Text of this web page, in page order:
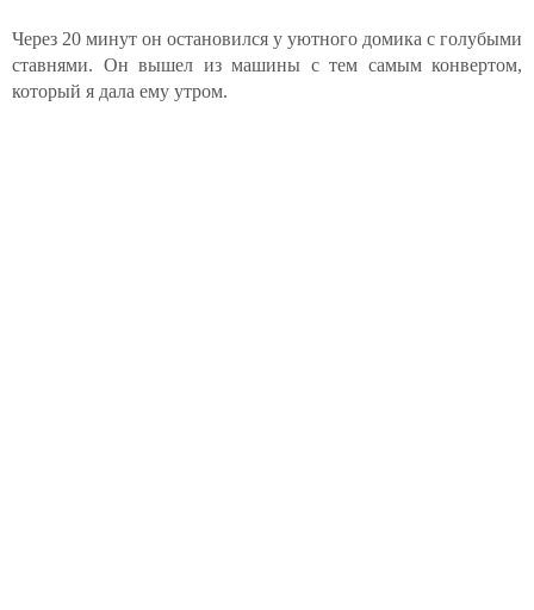
Через 20 минут он остановился у уютного домика с голубыми
ставнями. Он вышел из машины с тем самым конвертом,
который я дала ему утром.